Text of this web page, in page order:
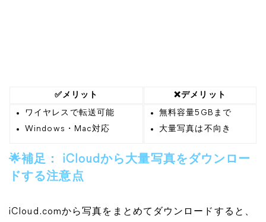
✅メリット
❌デメリット
ワイヤレスで転送可能
Windows・Mac対応
無料容量5GBまで
大量写真は不向き
🌟補足： iCloudから大量写真をダウンロー
ドする注意点
iCloud.comから写真をまとめてダウンロードすると、